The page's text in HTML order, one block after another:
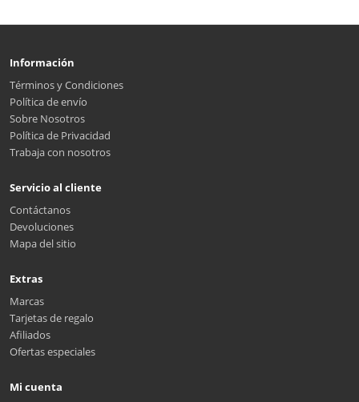
Información
Términos y Condiciones
Política de envío
Sobre Nosotros
Política de Privacidad
Trabaja con nosotros
Servicio al cliente
Contáctanos
Devoluciones
Mapa del sitio
Extras
Marcas
Tarjetas de regalo
Afiliados
Ofertas especiales
Mi cuenta